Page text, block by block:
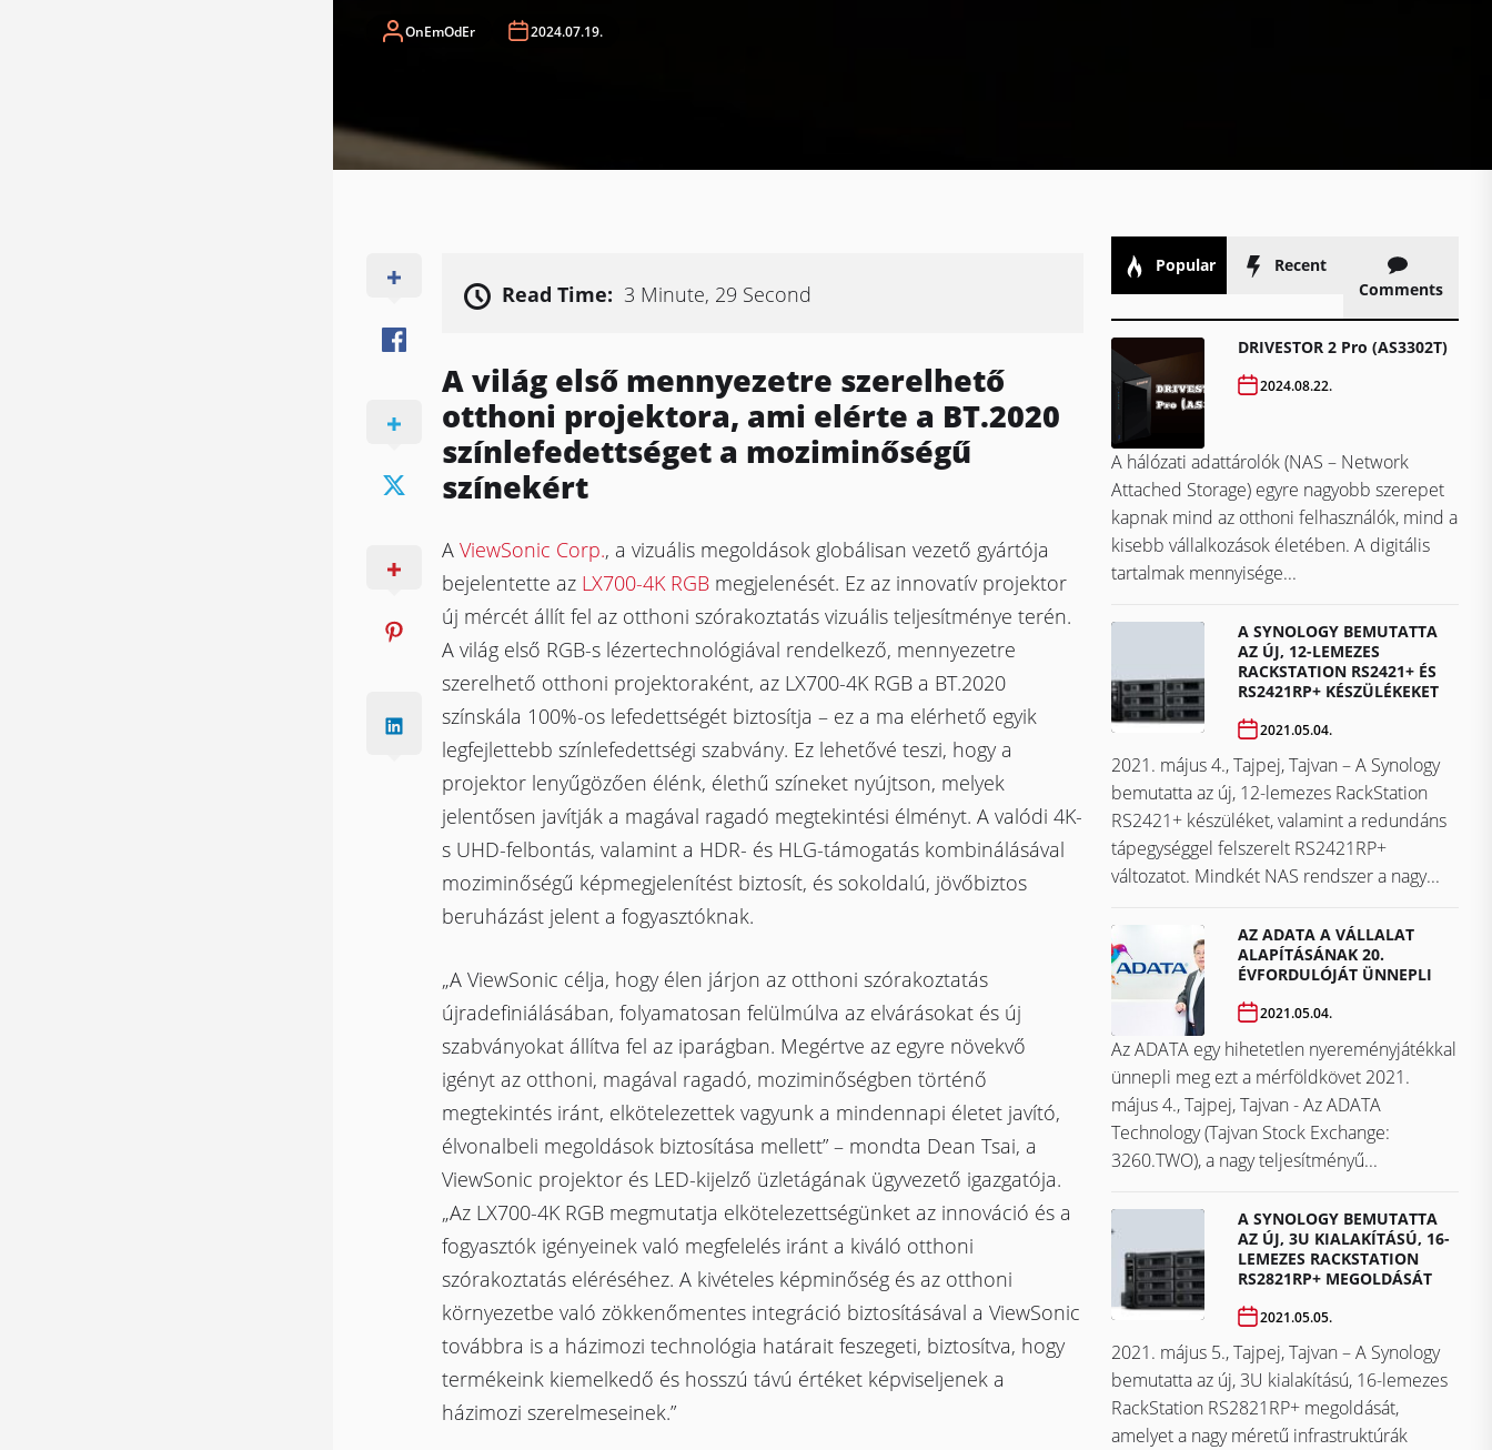
OnEmOdEr 2024.07.19.
Read Time: 3 Minute, 29 Second
A világ első mennyezetre szerelhető
otthoni projektora, ami elérte a BT.2020
színlefedettséget a moziminőségű
színekért
A ViewSonic Corp., a vizuális megoldások globálisan vezető gyártója
bejelentette az LX700-4K RGBmegjelenését. Ez az innovatív projektor
új mércét állít fel az otthoni szórakoztatás vizuális teljesítménye terén.
A világ első RGB-s lézertechnológiával rendelkező, mennyezetre
szerelhető otthoni projektoraként, az LX700-4K RGB a BT.2020
színskála 100%-os lefedettségét biztosítja – ez a ma elérhető egyik
legfejlettebb színlefedettségi szabvány. Ez lehetővé teszi, hogy a
projektor lenyűgözően élénk, élethű színeket nyújtson, melyek
jelentősen javítják a magával ragadó megtekintési élményt. A valódi 4K-
s UHD-felbontás, valamint a HDR- és HLG-támogatás kombinálásával
moziminőségű képmegjelenítést biztosít, és sokoldalú, jövőbiztos
beruházást jelent a fogyasztóknak.
„A ViewSonic célja, hogy élen járjon az otthoni szórakoztatás
újradefiniálásában, folyamatosan felülmúlva az elvárásokat és új
szabványokat állítva fel az iparágban. Megértve az egyre növekvő
igényt az otthoni, magával ragadó, moziminőségben történő
megtekintés iránt, elkötelezettek vagyunk a mindennapi életet javító,
élvonalbeli megoldások biztosítása mellett” – mondta Dean Tsai, a
ViewSonic projektor és LED-kijelző üzletágának ügyvezető igazgatója.
„Az LX700-4K RGB megmutatja elkötelezettségünket az innováció és a
fogyasztók igényeinek való megfelelés iránt a kiváló otthoni
szórakoztatás eléréséhez. A kivételes képminőség és az otthoni
környezetbe való zökkenőmentes integráció biztosításával a ViewSonic
továbbra is a házimozi technológia határait feszegeti, biztosítva, hogy
termékeink kiemelkedő és hosszú távú értéket képviseljenek a
házimozi szerelmeseinek.”
Popular
Recent
Comments
DRIVESTOR 2 Pro (AS3302T)
2024.08.22.
A hálózati adattárolók (NAS – Network
Attached Storage) egyre nagyobb szerepet
kapnak mind az otthoni felhasználók, mind a
kisebb vállalkozások életében. A digitális
tartalmak mennyisége...
A SYNOLOGY BEMUTATTA
AZ ÚJ, 12-LEMEZES
RACKSTATION RS2421+ ÉS
RS2421RP+ KÉSZÜLÉKEKET
2021.05.04.
2021. május 4., Tajpej, Tajvan – A Synology
bemutatta az új, 12-lemezes RackStation
RS2421+ készüléket, valamint a redundáns
tápegységgel felszerelt RS2421RP+
változatot. Mindkét NAS rendszer a nagy...
AZ ADATA A VÁLLALAT
ALAPÍTÁSÁNAK 20.
ÉVFORDULÓJÁT ÜNNEPLI
2021.05.04.
Az ADATA egy hihetetlen nyereményjátékkal
ünnepli meg ezt a mérföldkövet ​​​​​​​2021.
május 4., Tajpej, Tajvan - Az ADATA
Technology (Tajvan Stock Exchange:
3260.TWO), a nagy teljesítményű...
A SYNOLOGY BEMUTATTA
AZ ÚJ, 3U KIALAKÍTÁSÚ, 16-
LEMEZES RACKSTATION
RS2821RP+ MEGOLDÁSÁT
2021.05.05.
2021. május 5., Tajpej, Tajvan – A Synology
bemutatta az új, 3U kialakítású, 16-lemezes
RackStation RS2821RP+ megoldását,
amelyet a nagy méretű infrastruktúrák